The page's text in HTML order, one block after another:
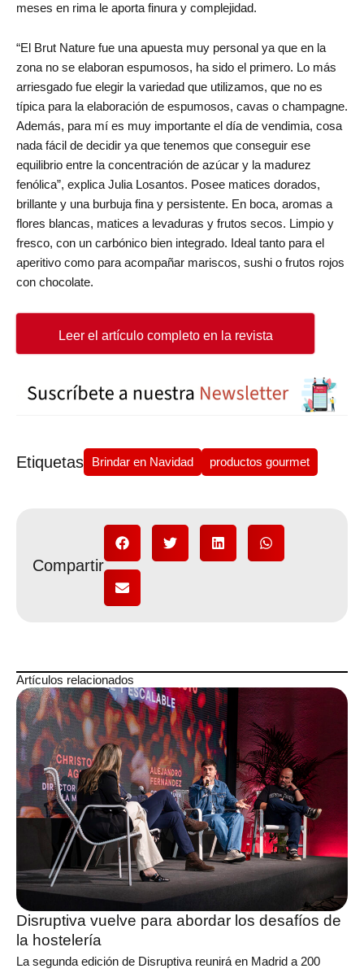
meses en rima le aporta finura y complejidad.
“El Brut Nature fue una apuesta muy personal ya que en la
zona no se elaboran espumosos, ha sido el primero. Lo más
arriesgado fue elegir la variedad que utilizamos, que no es
típica para la elaboración de espumosos, cavas o champagne.
Además, para mí es muy importante el día de vendimia, cosa
nada fácil de decidir ya que tenemos que conseguir ese
equilibrio entre la concentración de azúcar y la madurez
fenólica”, explica Julia Losantos. Posee matices dorados,
brillante y una burbuja fina y persistente. En boca, aromas a
flores blancas, matices a levaduras y frutos secos. Limpio y
fresco, con un carbónico bien integrado. Ideal tanto para el
aperitivo como para acompañar mariscos, sushi o frutos rojos
con chocolate.
Leer el artículo completo en la revista
Etiquetas Brindar en Navidad productos gourmet
Compartir
Artículos relacionados
Disruptiva vuelve para abordar los desafíos de
la hostelería
La segunda edición de Disruptiva reunirá en Madrid a 200